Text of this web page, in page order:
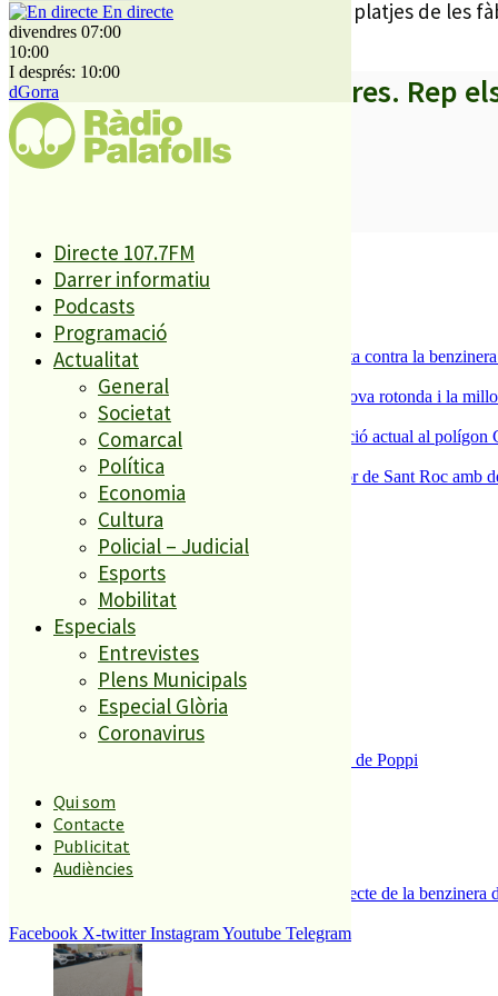
En directe
divendres 07:00
10:00
I després: 10:00
dGorra
Directe 107.7FM
Darrer informatiu
Podcasts
Programació
Actualitat
General
Societat
Comarcal
Política
Economia
Cultura
Policial – Judicial
Esports
Mobilitat
Especials
Entrevistes
Plens Municipals
Especial Glòria
Coronavirus
Qui som
Contacte
Publicitat
Audiències
Facebook X-twitter InstagramYoutube Telegram
que finalment permetran l’accés a les platjes de les
A partir d’ara no et perdis res. Rep
És tendència ara
1
ESPORTS CAP DE SETMANA
2
Els veïns de Palafolls refermen la seva lluita contra la
S’aprova definitivament el projecte de la nova rotonda i la
La Nau d’Entitats mantindrà la seva ubicació actual al polígon
Malgrat de Mar enceta demà la Festa Major de Sant Roc amb
El més llegit
ESPORTS CAP DE SETMANA
Enxampat l’autor de les pintades a la plaça de Poppi
Es presenten 17 al·legacions contra el projecte de la benzinera